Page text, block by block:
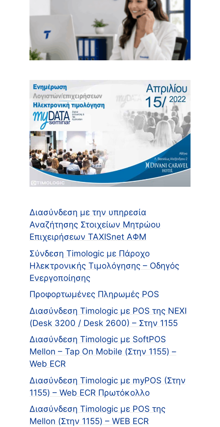
Διασύνδεση με την υπηρεσία
Αναζήτησης Στοιχείων Μητρώου
Επιχειρήσεων TAXISnet ΑΦΜ
Σύνδεση Timologic με Πάροχο
Ηλεκτρονικής Τιμολόγησης – Οδηγός
Ενεργοποίησης
Προφορτωμένες Πληρωμές POS
Διασύνδεση Timologic με POS της NEXI
(Desk 3200 / Desk 2600) – Στην 1155
Διασύνδεση Timologic με SoftPOS
Mellon – Tap On Mobile (Στην 1155) –
Web ECR
Διασύνδεση Timologic με myPOS (Στην
1155) – Web ECR Πρωτόκολλο
Διασύνδεση Timologic με POS της
Mellon (Στην 1155) – WEB ECR